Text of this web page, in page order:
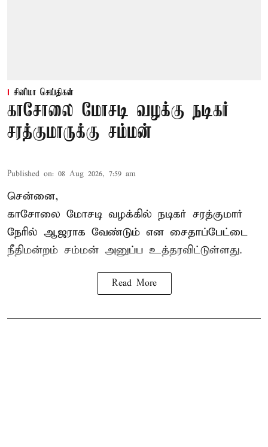
சினிமா செய்திகள்
காசோலை மோசடி வழக்கு நடிகர்
சரத்குமாருக்கு சம்மன்
Published on: 08 Aug 2026, 7:59 am
சென்னை,
காசோலை மோசடி வழக்கில் நடிகர் சரத்குமார்
நேரில் ஆஜராக வேண்டும் என சைதாப்பேட்டை
நீதிமன்றம் சம்மன் அனுப்ப உத்தரவிட்டுள்ளது.
Read More